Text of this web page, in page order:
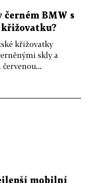
černém BMW s
křižovatku?
křižovatky
skly a
mobilní